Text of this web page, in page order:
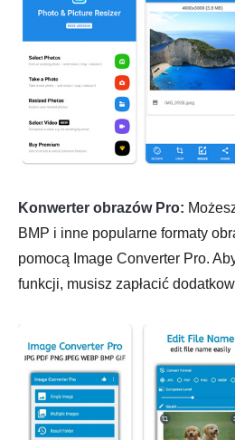
Konwerter obrazów Pro:
BMP i inne popularne formaty
pomocą Image Converter Pro.
funkcji, musisz zapłacić